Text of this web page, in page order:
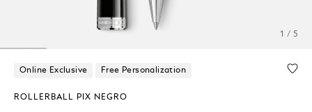
1 / 5
Online Exclusive Free Personalization
ROLLERBALL PIX NEGRO